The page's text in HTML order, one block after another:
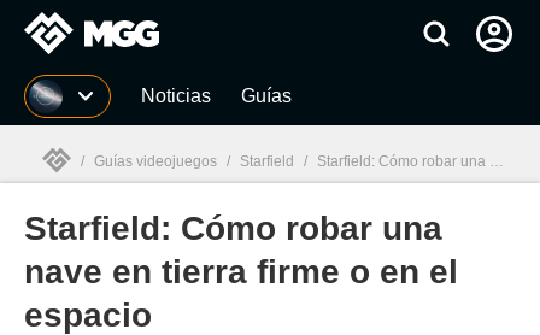
MGG Noticias Guías
MGG
/ Guías videojuegos / Starfield / Starfield: Cómo robar una nave en tierra firme o en el espacio
Starfield: Cómo robar una
nave en tierra firme o en el
espacio